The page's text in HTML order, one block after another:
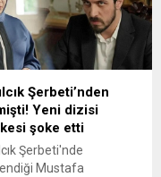
Şerbeti’nden
Yeni dizisi
şoke etti
Şerbeti'nde
Mustafa